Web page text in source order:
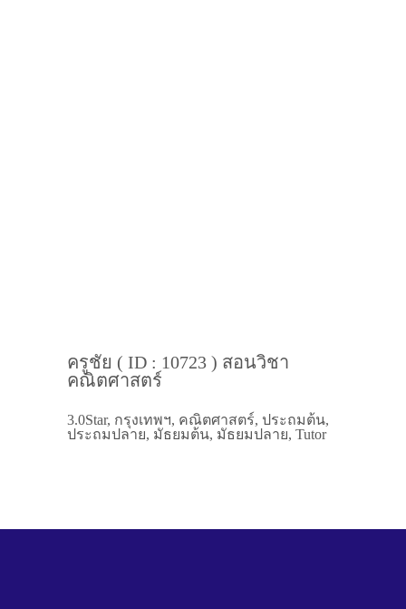
ครูชัย ( ID : 10723 ) สอนวิชา
คณิตศาสตร์
3.0Star, กรุงเทพฯ, คณิตศาสตร์, ประถมต้น,
ประถมปลาย, มัธยมต้น, มัธยมปลาย, Tutor